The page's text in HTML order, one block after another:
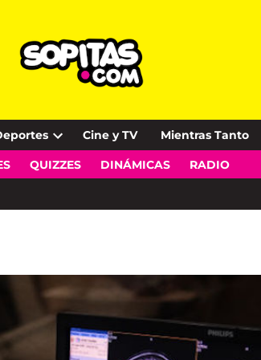
Open
dropdown
Cine y TV Mientras Tanto
QUIZZES DINÁMICAS RADIO